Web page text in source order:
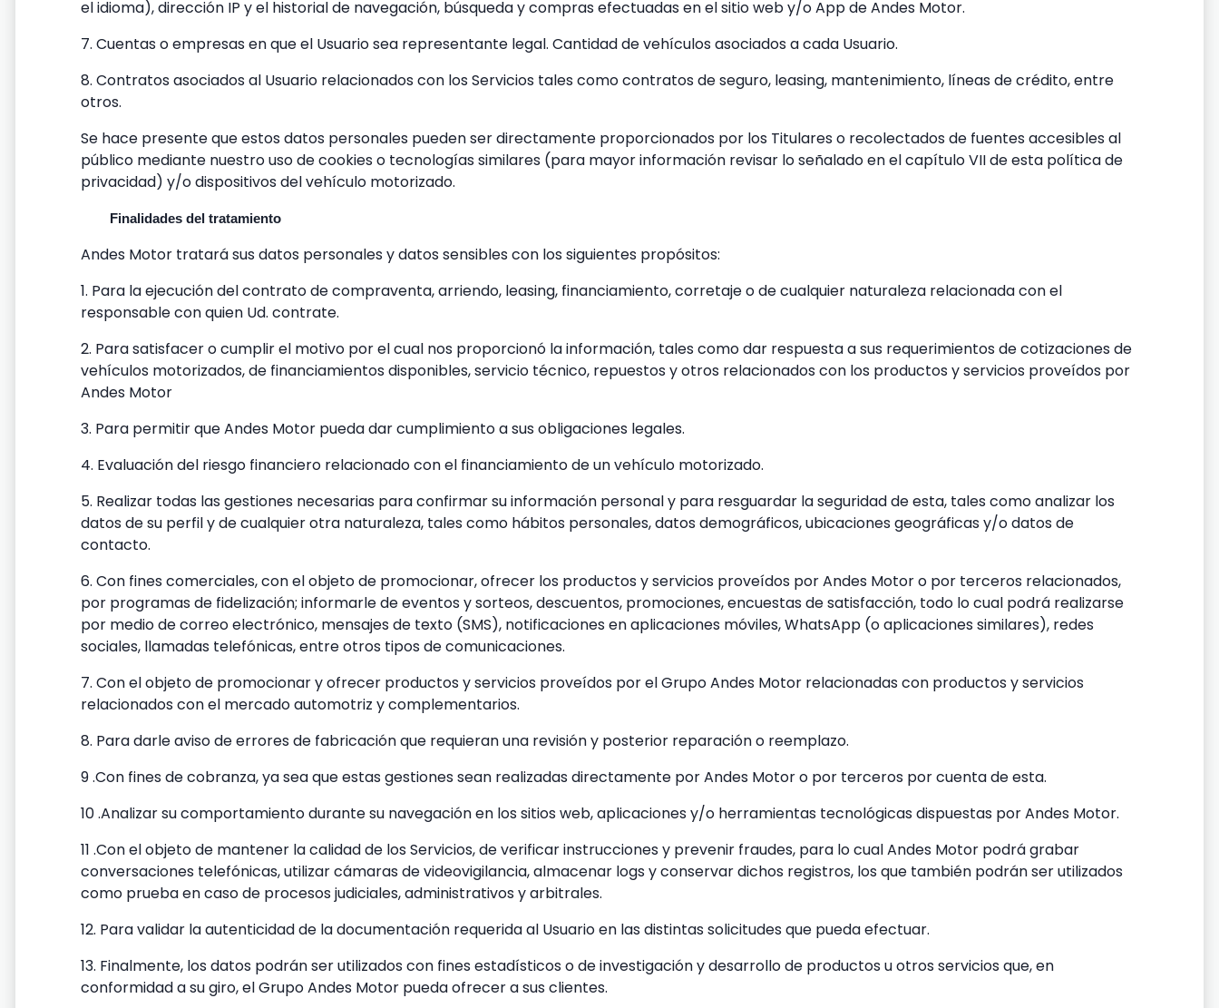
el idioma), dirección IP y el historial de navegación, búsqueda y compras efectuadas en el sitio web y/o App de Andes Motor.
7. Cuentas o empresas en que el Usuario sea representante legal. Cantidad de vehículos asociados a cada Usuario.
8. Contratos asociados al Usuario relacionados con los Servicios tales como contratos de seguro, leasing, mantenimiento, líneas de crédito, entre
otros.
Se hace presente que estos datos personales pueden ser directamente proporcionados por los Titulares o recolectados de fuentes accesibles al
público mediante nuestro uso de cookies o tecnologías similares (para mayor información revisar lo señalado en el capítulo VII de esta política de
privacidad) y/o dispositivos del vehículo motorizado.
Finalidades del tratamiento
Andes Motor tratará sus datos personales y datos sensibles con los siguientes propósitos:
1. Para la ejecución del contrato de compraventa, arriendo, leasing, financiamiento, corretaje o de cualquier naturaleza relacionada con el
responsable con quien Ud. contrate.
2. Para satisfacer o cumplir el motivo por el cual nos proporcionó la información, tales como dar respuesta a sus requerimientos de cotizaciones de
vehículos motorizados, de financiamientos disponibles, servicio técnico, repuestos y otros relacionados con los productos y servicios proveídos por
Andes Motor
3. Para permitir que Andes Motor pueda dar cumplimiento a sus obligaciones legales.
4. Evaluación del riesgo financiero relacionado con el financiamiento de un vehículo motorizado.
5. Realizar todas las gestiones necesarias para confirmar su información personal y para resguardar la seguridad de esta, tales como analizar los
datos de su perfil y de cualquier otra naturaleza, tales como hábitos personales, datos demográficos, ubicaciones geográficas y/o datos de
contacto.
6. Con fines comerciales, con el objeto de promocionar, ofrecer los productos y servicios proveídos por Andes Motor o por terceros relacionados,
por programas de fidelización; informarle de eventos y sorteos, descuentos, promociones, encuestas de satisfacción, todo lo cual podrá realizarse
por medio de correo electrónico, mensajes de texto (SMS), notificaciones en aplicaciones móviles, WhatsApp (o aplicaciones similares), redes
sociales, llamadas telefónicas, entre otros tipos de comunicaciones.
7. Con el objeto de promocionar y ofrecer productos y servicios proveídos por el Grupo Andes Motor relacionadas con productos y servicios
relacionados con el mercado automotriz y complementarios.
8. Para darle aviso de errores de fabricación que requieran una revisión y posterior reparación o reemplazo.
9 .Con fines de cobranza, ya sea que estas gestiones sean realizadas directamente por Andes Motor o por terceros por cuenta de esta.
10 .Analizar su comportamiento durante su navegación en los sitios web, aplicaciones y/o herramientas tecnológicas dispuestas por Andes Motor.
11 .Con el objeto de mantener la calidad de los Servicios, de verificar instrucciones y prevenir fraudes, para lo cual Andes Motor podrá grabar
conversaciones telefónicas, utilizar cámaras de videovigilancia, almacenar logs y conservar dichos registros, los que también podrán ser utilizados
como prueba en caso de procesos judiciales, administrativos y arbitrales.
12. Para validar la autenticidad de la documentación requerida al Usuario en las distintas solicitudes que pueda efectuar.
13. Finalmente, los datos podrán ser utilizados con fines estadísticos o de investigación y desarrollo de productos u otros servicios que, en
conformidad a su giro, el Grupo Andes Motor pueda ofrecer a sus clientes.